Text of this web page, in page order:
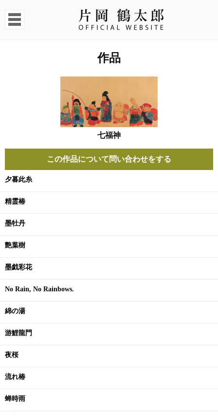
作品
七福神
この作品について問い合わせをする
夕暮此糸
精霊椿
墨牡丹
艶葉樹
墨戯彩花
No Rain, No Rainbows.
綿の湯
游鯉龍門
夜桜
流れ椿
蝉時雨